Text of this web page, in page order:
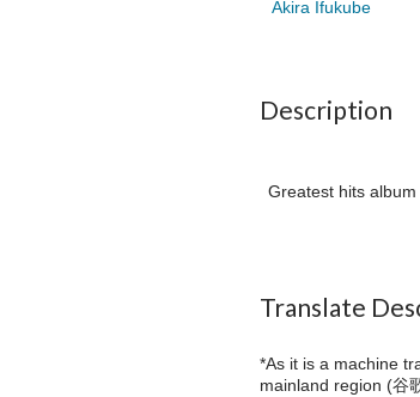
Akira Ifukube
Description
Greatest hits
Translate
*As it is a machine
mainland region (谷